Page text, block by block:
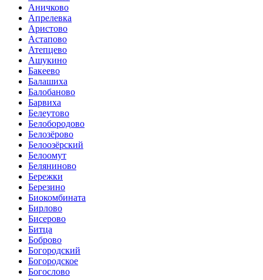
Аничково
Апрелевка
Аристово
Астапово
Атепцево
Ашукино
Бакеево
Балашиха
Балобаново
Барвиха
Белеутово
Белобородово
Белозёрово
Белоозёрский
Белоомут
Беляниново
Бережки
Березино
Биокомбината
Бирлово
Бисерово
Битца
Боброво
Богородский
Богородское
Богослово